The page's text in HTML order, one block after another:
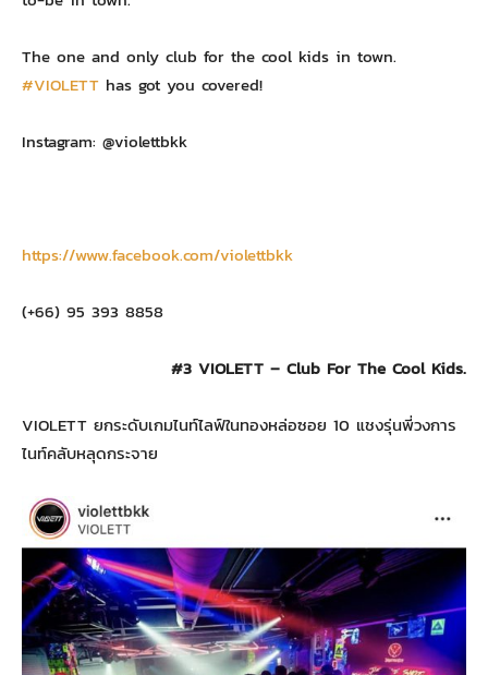
The one and only club for the cool kids in town.
#VIOLETT has got you covered!
Instagram: @violettbkk
https://www.facebook.com/violettbkk
(+66) 95 393 8858
#3 VIOLETT – Club For The Cool Kids.
VIOLETT ยกระดับเกมไนท์ไลฟ์ในทองหล่อซอย 10 แชงรุ่นพี่วงการ
ไนท์คลับหลุดกระจาย